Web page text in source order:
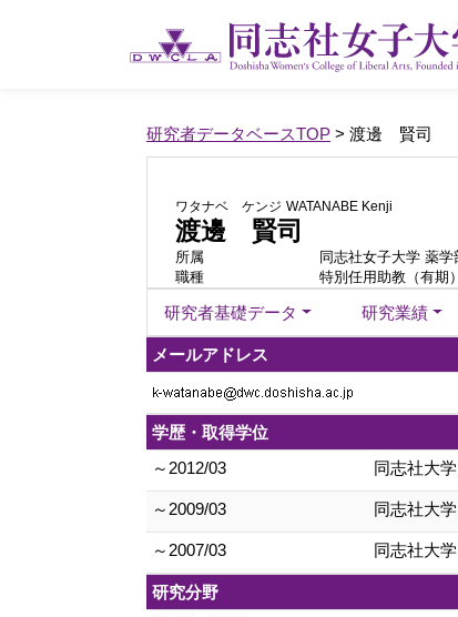
研究者データベースTOP > 渡邊 賢司
ワタナベ ケンジ WATANABE Kenji
渡邊 賢司
所属
同志社女子大学 薬
職種
特別任用助教（有期）
研究者基礎データ 研究業績
メールアドレス
学歴・取得学位
～2012/03
同志社大
～2009/03 同志社大
～2007/03 同志社大
研究分野